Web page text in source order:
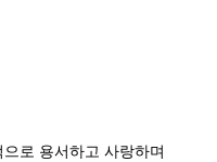
로 용서하고 사랑하며